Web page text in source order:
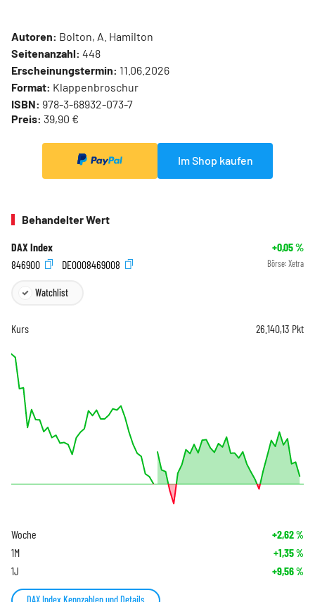
Autoren: Bolton, A. Hamilton
Seitenanzahl: 448
Erscheinungstermin: 11.06.2026
Format: Klappenbroschur
ISBN: 978-3-68932-073-7
Preis: 39,90 €
Im Shop kaufen
Behandelter Wert
DAX Index +0,05%
846900
DE0008469008 Börse: Xetra
Watchlist
Kurs 26.140,13 Pkt
Woche +2,62%
1M +1,35%
1J +9,56%
DAX Index Kennzahlen und Details